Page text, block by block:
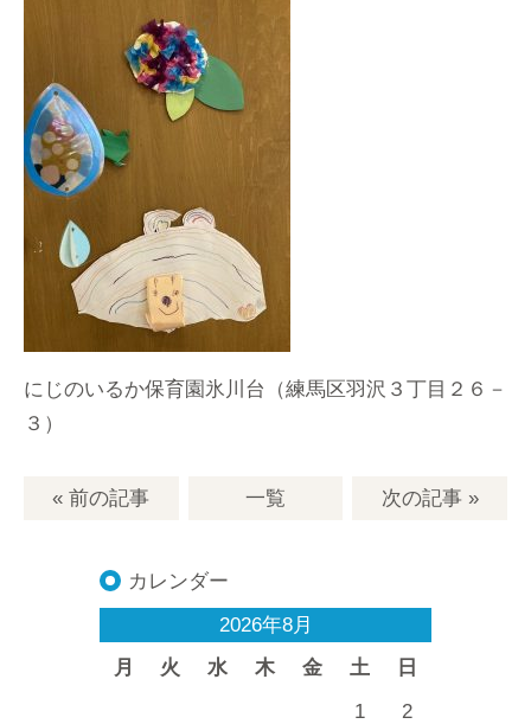
にじのいるか保育園氷川台（練馬区羽沢３丁目２６－
３）
« 前の記事 一覧 次の記事»
カレンダー
2026年8月
月
火 水 木 金 土 日
1
2